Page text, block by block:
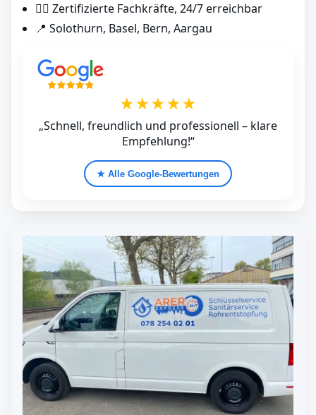
👷‍♂️ Zertifizierte Fachkräfte, 24/7 erreichbar
📍 Solothurn, Basel, Bern, Aargau
★★★★★
„Schnell, freundlich und professionell – klare
Empfehlung!“
★ Alle Google‑Bewertungen